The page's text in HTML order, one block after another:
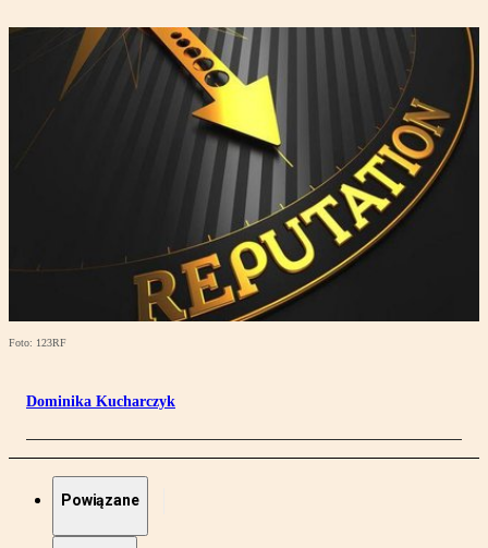
Foto: 123RF
Dominika Kucharczyk
Powiązane